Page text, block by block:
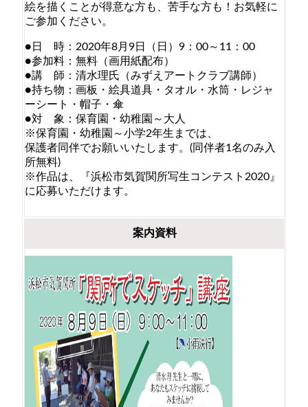
絵を描くことが得意な方も、苦手な方も！お気軽に
ご参加ください。
●日 時：2020年8月9日（日）9：00～11：00
●参加料：無料（画用紙配布）
●講 師：清水理氏（みずえアートクラブ講師）
●持ち物：画板・絵具道具・タオル・水筒・レジャ
ーシート・帽子・傘
●対 象：保育園・幼稚園～大人
※保育園・幼稚園～小学2年生までは、
保護者同伴でお願いいたします。(同伴者1名のみ入
所無料)
※作品は、『浜松市気賀関所写生コンテスト2020』
に応募いただけます。
案内資料